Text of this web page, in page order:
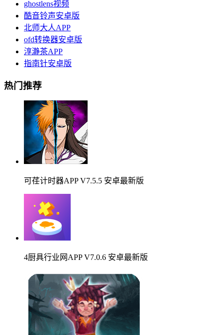
ghostlens视频
酷音铃声安卓版
北师大人APP
ofd转换器安卓版
淳瀞茶APP
指南针安卓版
热门推荐
可荏计时器APP V7.5.5 安卓最新版
4厨具行业网APP V7.0.6 安卓最新版